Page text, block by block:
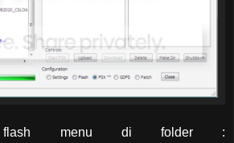
flash menu di folder :